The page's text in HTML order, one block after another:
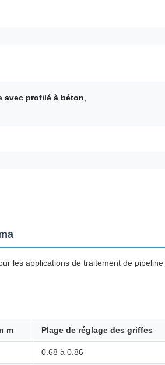
avec profilé à béton
les applications de traitement de pipeline
m Plage de réglage des griffes
0.68 à 0.86